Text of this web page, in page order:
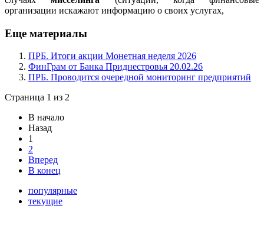
организации искажают информацию о своих услугах,
Еще материалы
ПРБ. Итоги акции Монетная неделя 2026
ФинГрам от Банка Приднестровья 20.02.26
ПРБ. Проводится очередной мониторинг предприятий
Страница 1 из 2
В начало
Назад
1
2
Вперед
В конец
популярные
текущие